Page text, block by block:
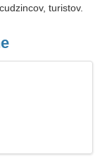
turistov.